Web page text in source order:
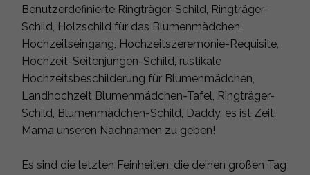
Benutzerdefinierte Ringträger-Schild, Ringträger-
Schild, Holzschild für das Blumenmädchen,
Hochzeitseingang, Hochzeitszeremonie-Requisite,
Hochzeit-Seitenjungen-Schild, rustikale
Hochzeitsbeschilderung für Blumenmädchen,
Landhochzeit Blumenmädchen-Tafel, Ringträger-
Schild, Blumenmädchen-Schild, Daddy, es ist Zeit,
Mama unseren Nachnamen zu geben!
Es sind die letzten Feinheiten, die deinen großen Tag